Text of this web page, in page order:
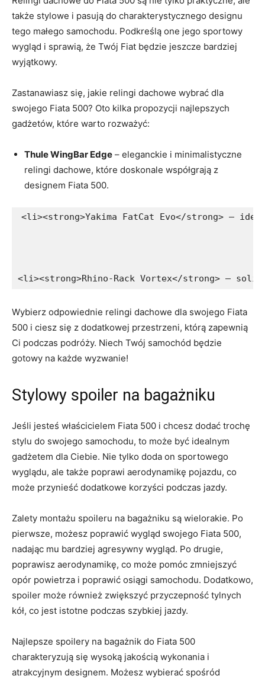
także stylowe i pasują ​do charakterystycznego designu
tego małego samochodu.⁤ Podkreślą one jego sportowy
wygląd i sprawią,⁢ że Twój ⁤Fiat będzie jeszcze bardziej
wyjątkowy.
Zastanawiasz się, ⁢jakie relingi dachowe wybrać ​dla
swojego Fiata 500? Oto kilka propozycji⁤ najlepszych
⁣gadżetów, które ⁢warto ‍rozważyć:
Thule WingBar Edge – eleganckie i⁢ minimalistyczne
relingi dachowe,‍ które doskonale współgrają⁢ z
designem ⁢Fiata 500.
<li><strong>Yakima FatCat Evo</strong> –
<li><strong>Rhino-Rack Vortex</strong> –
Wybierz odpowiednie relingi dachowe dla ‍swojego Fiata
500 ​i ⁣ciesz się z dodatkowej przestrzeni, którą zapewnią
Ci podczas podróży. Niech Twój samochód⁣ będzie
‌gotowy ​na każde wyzwanie!
Stylowy spoiler na bagażniku
Jeśli jesteś właścicielem Fiata 500 i chcesz dodać trochę
stylu do swojego samochodu, to może być idealnym
⁢gadżetem dla Ciebie. Nie⁢ tylko​ doda on‌ sportowego
wyglądu, ale także poprawi aerodynamikę pojazdu, co
⁣może​ przynieść ​dodatkowe ‌korzyści podczas jazdy.
Zalety montażu⁣ spoileru ‍na bagażniku są⁣ wielorakie. Po
pierwsze, możesz poprawić wygląd swojego ‌Fiata 500,
nadając mu ⁢bardziej agresywny wygląd. Po drugie,
poprawisz​ aerodynamikę, ‍co może ‌pomóc ⁤zmniejszyć
opór powietrza i poprawić osiągi samochodu. Dodatkowo,
spoiler może również zwiększyć ⁤przyczepność tylnych
kół,⁢ co jest istotne‌ podczas szybkiej ‌jazdy.
Najlepsze spoilery na bagażnik do Fiata 500
charakteryzują się ‍wysoką jakością wykonania i
atrakcyjnym ‌designem. Możesz⁣ wybierać spośród